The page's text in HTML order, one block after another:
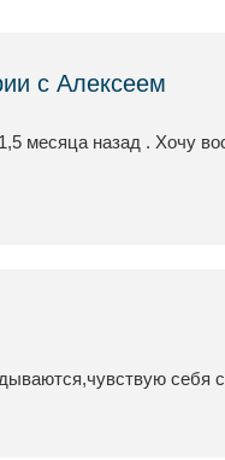
с Алексеем
месяца назад . Хочу
себя